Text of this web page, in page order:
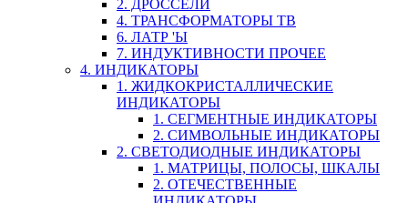
2. ДРОССЕЛИ
4. ТРАНСФОРМАТОРЫ ТВ
6. ЛАТР 'Ы
7. ИНДУКТИВНОСТИ ПРОЧЕЕ
4. ИНДИКАТОРЫ
1. ЖИДКОКРИСТАЛЛИЧЕСКИЕ
ИНДИКАТОРЫ
1. СЕГМЕНТНЫЕ ИНДИКАТОРЫ
2. СИМВОЛЬНЫЕ ИНДИКАТОРЫ
2. СВЕТОДИОДНЫЕ ИНДИКАТОРЫ
1. МАТРИЦЫ, ПОЛОСЫ, ШКАЛЫ
2. ОТЕЧЕСТВЕННЫЕ